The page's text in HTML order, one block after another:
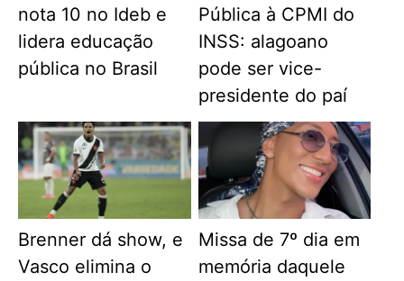
nota 10 no Ideb e
lidera educação
pública no Brasil
Pública à CPMI do
INSS: alagoano
pode ser vice-
presidente do paí
Brenner dá show, e
Vasco elimina o
Missa de 7º dia em
memória daquele